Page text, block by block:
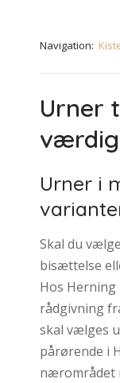
Navigation:
Urner
Urner i
Skal du
bisættelse
Hos
rådgivning
skal vælges
pårørende i
nærområdet